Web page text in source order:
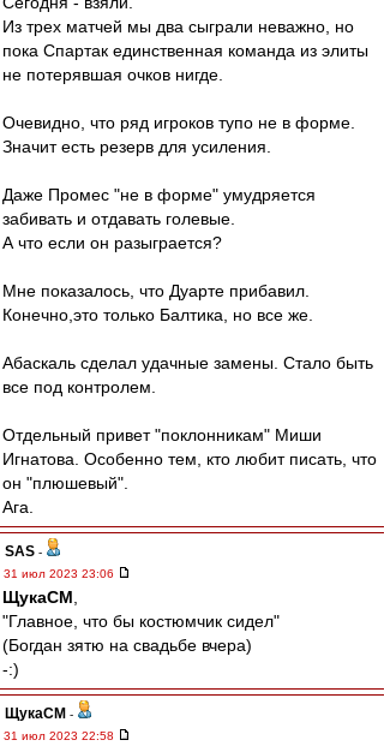
Из трех матчей мы два сыграли неважно, но
пока Спартак единственная команда из элиты
не потерявшая очков нигде.
Очевидно, что ряд игроков тупо не в форме.
Значит есть резерв для усиления.
Даже Промес "не в форме" умудряется
забивать и отдавать голевые.
А что если он разыграется?
Мне показалось, что Дуарте прибавил.
Конечно,это только Балтика, но все же.
Абаскаль сделал удачные замены. Стало быть
все под контролем.
Отдельный привет "поклонникам" Миши
Игнатова. Особенно тем, кто любит писать, что
он "плюшевый".
Ага.
SAS -
31 июл 2023 23:06
ЩукаСМ
"Главное, что бы костюмчик сидел"
(Богдан зятю на свадьбе вчера)
-:)
ЩукаСМ -
31 июл 2023 22:58